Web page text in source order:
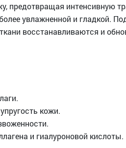
предотвращая интенсивную
увлажненной и гладкой.
восстанавливаются и
кожи.
и гиалуроновой кислоты.